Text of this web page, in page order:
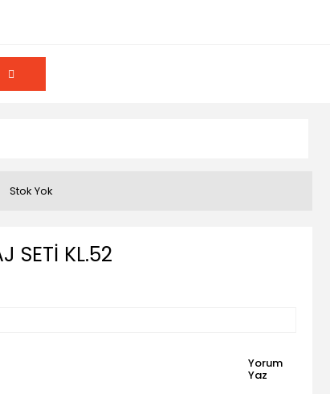
Stok Yok
SETİ KL.52
Yorum
Yaz